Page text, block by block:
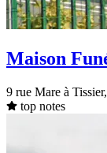
Maison
9 rue Mare à
top notes